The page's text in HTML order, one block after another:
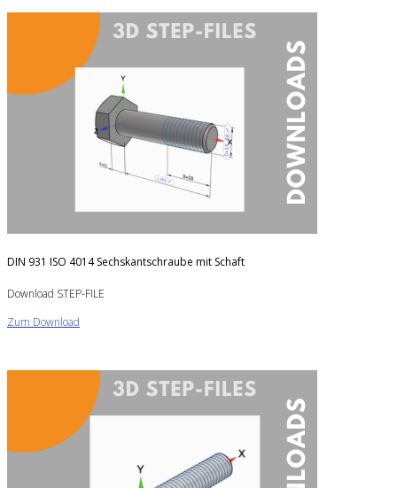
DIN 931 ISO 4014 Sechskantschraube mit Schaft
Download STEP-FILE
Zum Download